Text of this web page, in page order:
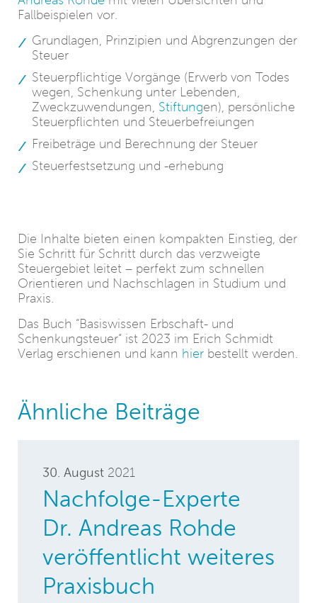
Fallbeispielen vor.
Grundlagen, Prinzipien und Abgrenzungen der
Steuer
Steuerpflichtige Vorgänge (Erwerb von Todes
wegen, Schenkung unter Lebenden,
Zweckzuwendungen, Stiftungen), persönliche
Steuerpflichten und Steuerbefreiungen
Freibeträge und Berechnung der Steuer
Steuerfestsetzung und -erhebung
Die Inhalte bieten einen kompakten Einstieg, der
Sie Schritt für Schritt durch das verzweigte
Steuergebiet leitet – perfekt zum schnellen
Orientieren und Nachschlagen in Studium und
Praxis.
Das Buch “Basiswissen Erbschaft- und
Schenkungsteuer“ ist 2023 im Erich Schmidt
Verlag erschienen und kann hier bestellt werden.
Ähnliche Beiträge
30. August 2021
Nachfolge-Experte
Dr. Andreas Rohde
veröffentlicht weiteres
Praxisbuch